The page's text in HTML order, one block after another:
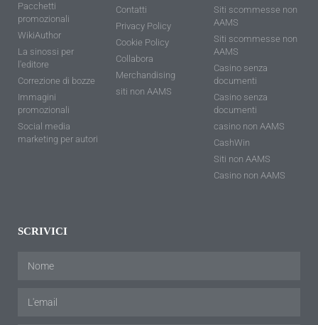
Pacchetti
promozionali
WikiAuthor
La sinossi per
l'editore
Correzione di bozze
Immagini
promozionali
Social media
marketing per autori
Contatti
Privacy Policy
Cookie Policy
Collabora
Merchandising
siti non AAMS
Siti scommesse non
AAMS
Siti scommesse non
AAMS
Casino senza
documenti
Casino senza
documenti
casino non AAMS
CashWin
Siti non AAMS
Casino non AAMS
SCRIVICI